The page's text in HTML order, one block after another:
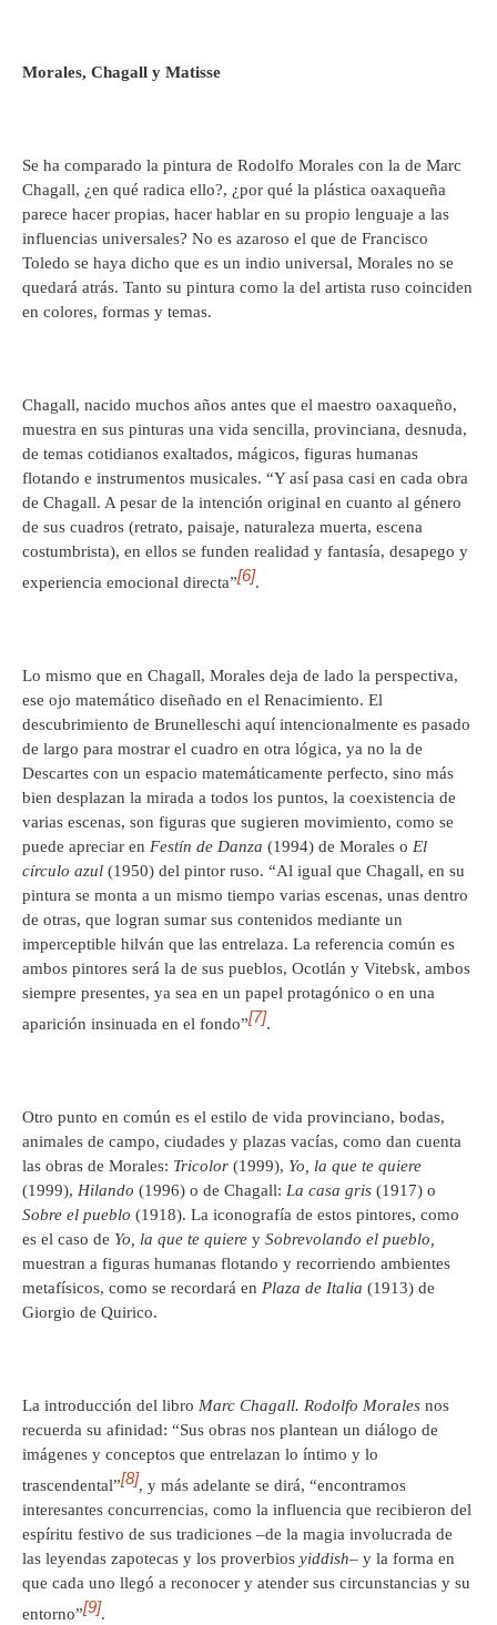
Morales, Chagall y Matisse
Se ha comparado la pintura de Rodolfo Morales con la de Marc
Chagall, ¿en qué radica ello?, ¿por qué la plástica oaxaqueña
parece hacer propias, hacer hablar en su propio lenguaje a las
influencias universales? No es azaroso el que de Francisco
Toledo se haya dicho que es un indio universal, Morales no se
quedará atrás. Tanto su pintura como la del artista ruso coinciden
en colores, formas y temas.
Chagall, nacido muchos años antes que el maestro oaxaqueño,
muestra en sus pinturas una vida sencilla, provinciana, desnuda,
de temas cotidianos exaltados, mágicos, figuras humanas
flotando e instrumentos musicales. “Y así pasa casi en cada obra
de Chagall. A pesar de la intención original en cuanto al género
de sus cuadros (retrato, paisaje, naturaleza muerta, escena
costumbrista), en ellos se funden realidad y fantasía, desapego y
experiencia emocional directa”[6].
Lo mismo que en Chagall, Morales deja de lado la perspectiva,
ese ojo matemático diseñado en el Renacimiento. El
descubrimiento de Brunelleschi aquí intencionalmente es pasado
de largo para mostrar el cuadro en otra lógica, ya no la de
Descartes con un espacio matemáticamente perfecto, sino más
bien desplazan la mirada a todos los puntos, la coexistencia de
varias escenas, son figuras que sugieren movimiento, como se
puede apreciar en Festín de Danza (1994) de Morales o El
círculo azul (1950) del pintor ruso. “Al igual que Chagall, en su
pintura se monta a un mismo tiempo varias escenas, unas dentro
de otras, que logran sumar sus contenidos mediante un
imperceptible hilván que las entrelaza. La referencia común es
ambos pintores será la de sus pueblos, Ocotlán y Vitebsk, ambos
siempre presentes, ya sea en un papel protagónico o en una
aparición insinuada en el fondo”[7].
Otro punto en común es el estilo de vida provinciano, bodas,
animales de campo, ciudades y plazas vacías, como dan cuenta
las obras de Morales: Tricolor (1999), Yo, la que te quiere
(1999), Hilando (1996) o de Chagall: La casa gris (1917) o
Sobre el pueblo (1918). La iconografía de estos pintores, como
es el caso de Yo, la que te quiere y Sobrevolando el pueblo,
muestran a figuras humanas flotando y recorriendo ambientes
metafísicos, como se recordará en Plaza de Italia (1913) de
Giorgio de Quirico.
La introducción del libro Marc Chagall. Rodolfo Morales nos
recuerda su afinidad: “Sus obras nos plantean un diálogo de
imágenes y conceptos que entrelazan lo íntimo y lo
trascendental”[8], y más adelante se dirá, “encontramos
interesantes concurrencias, como la influencia que recibieron del
espíritu festivo de sus tradiciones –de la magia involucrada de
las leyendas zapotecas y los proverbios yiddish– y la forma en
que cada uno llegó a reconocer y atender sus circunstancias y su
entorno”[9].